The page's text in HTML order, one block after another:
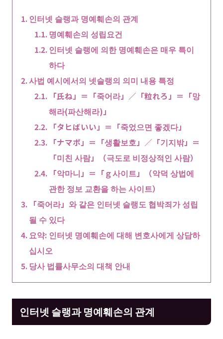
인터넷 슬랭과 명예훼손의 관계
명예훼손의 성립요건
인터넷 슬랭에 의한 명예훼손은 매우 특이
하다
사법 예시에서의 넷슬랭의 의미 내용 특정
「氏ね」＝「죽어라」／「粒れろ」＝「망
해라(파산해라)」
「タヒばいい」＝「죽었으면 좋겠다」
「ナマポ」＝「생활보호」／「기지밖」＝
「미친 사람」（극도로 비정상적인 사람）
「악마니」＝「ｇ사이트」（악덕 상법에
관한 정보 교환을 하는 사이트）
「죽어라」와 같은 인터넷 슬랭도 협박죄가 성립
될 수 있다
요약: 인터넷 명예훼손에 대해 변호사에게 상담하
십시오
당사 법률사무소의 대책 안내
인터넷 슬랭과 명예훼손의 관계